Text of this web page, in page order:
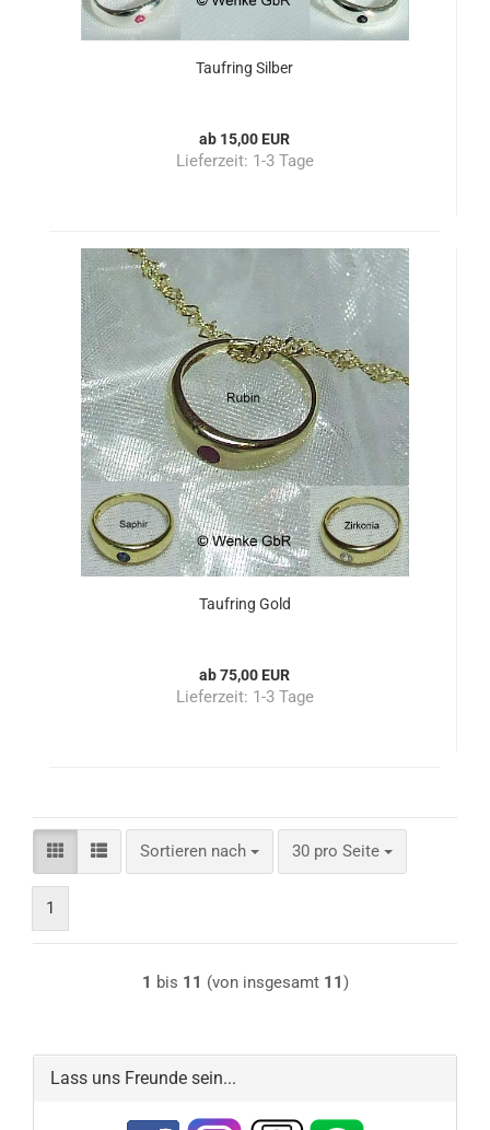
Taufring Silber
ab 15,00 EUR
Lieferzeit: 1-3 Tage
Taufring Gold
ab 75,00 EUR
Lieferzeit: 1-3 Tage
Sortieren nach
Sortieren nach 30 pro Seite
pro Seite
1
1 bis 11 (von insgesamt 11)
Lass uns Freunde sein...